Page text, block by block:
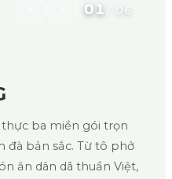
ba miền gói trọn
bản sắc. Từ tô phở
ăn dân dã thuần Việt,
01 06